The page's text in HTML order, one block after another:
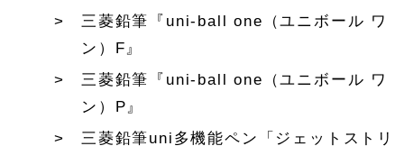
三菱鉛筆『uni-ball one（ユニボール ワ
ン）F』
三菱鉛筆『uni-ball one（ユニボール ワ
ン）P』
三菱鉛筆uni多機能ペン「ジェットストリ